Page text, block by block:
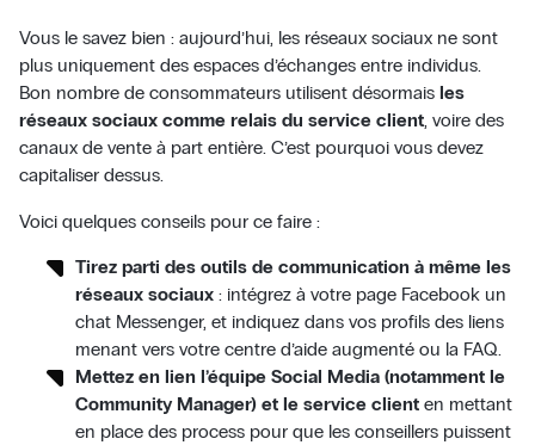
Vous le savez bien : aujourd’hui, les réseaux sociaux ne sont
plus uniquement des espaces d’échanges entre individus.
Bon nombre de consommateurs utilisent désormais les
réseaux sociaux comme relais du service client, voire des
canaux de vente à part entière. C’est pourquoi vous devez
capitaliser dessus.
Voici quelques conseils pour ce faire :
Tirez parti des outils de communication à même les
réseaux sociaux: intégrez à votre page Facebook un
chat Messenger, et indiquez dans vos profils des liens
menant vers votre centre d’aide augmenté ou la FAQ.
Mettez en lien l’équipe Social Media (notamment le
Community Manager) et le service clienten mettant
en place des process pour que les conseillers puissent